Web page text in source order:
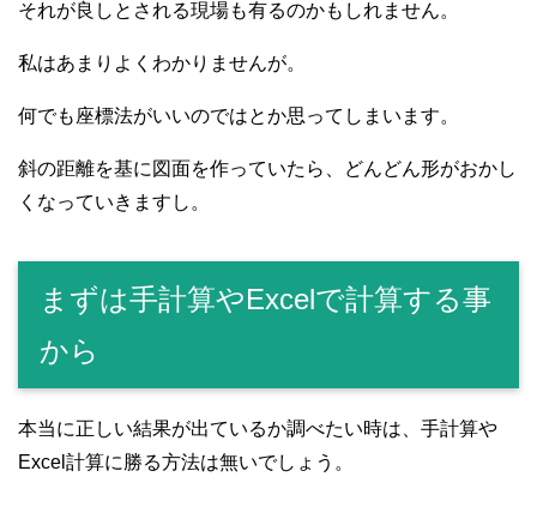
それが良しとされる現場も有るのかもしれません。
私はあまりよくわかりませんが。
何でも座標法がいいのではとか思ってしまいます。
斜の距離を基に図面を作っていたら、どんどん形がおかし
くなっていきますし。
まずは手計算やExcelで計算する事
から
本当に正しい結果が出ているか調べたい時は、手計算や
Excel計算に勝る方法は無いでしょう。